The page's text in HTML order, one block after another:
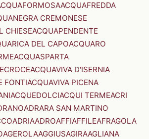
ACQUAFREDDA
CREMONESE
CHIESEACQUAPENDENTE
DEL CAPOACQUARO
ACQUASPARTA
ACQUAVIVA D'ISERNIA
FONTIACQUAVIVA PICENA
ACQUEDOLCIACQUI TERMEACRI
ADRARA SAN MARTINO
ADRIAADROAFFIAFFILEAFRAGOLA
AGEROLAAGGIUSAGIRAAGLIANA